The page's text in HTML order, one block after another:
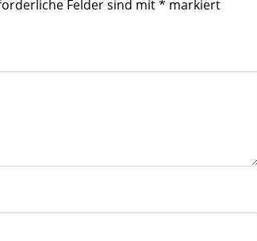
Felder sind mit* markiert